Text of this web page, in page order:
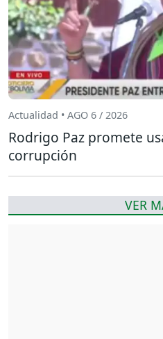
Actualidad • AGO 6 / 2026
Rodrigo Paz promete
corrupción
VER